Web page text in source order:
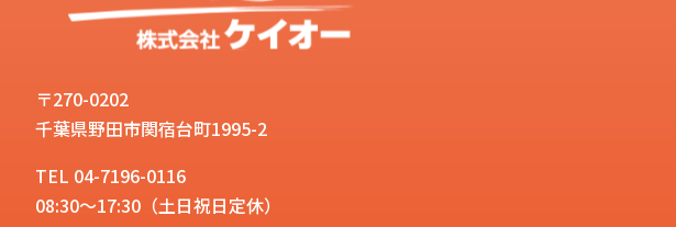
〒270-0202
千葉県野田市関宿台町1995-2
TEL 04-7196-0116
08:30～17:30（土日祝日定休）